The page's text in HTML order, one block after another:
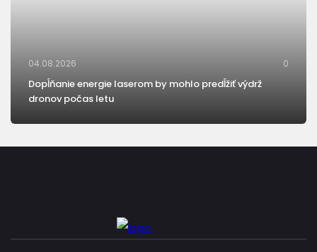
04.08.2026 0
Dopĺňanie energie laserom by mohlo predĺžiť výdrž
dronov počas letu